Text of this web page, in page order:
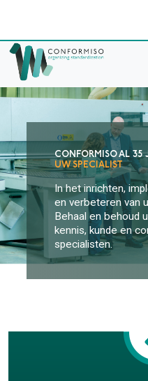
CONFORMISO AL 35
UW SPECIALIST
In het inrichten,
en verbeteren van
Behaal en behoud
kennis, kunde en
specialisten.